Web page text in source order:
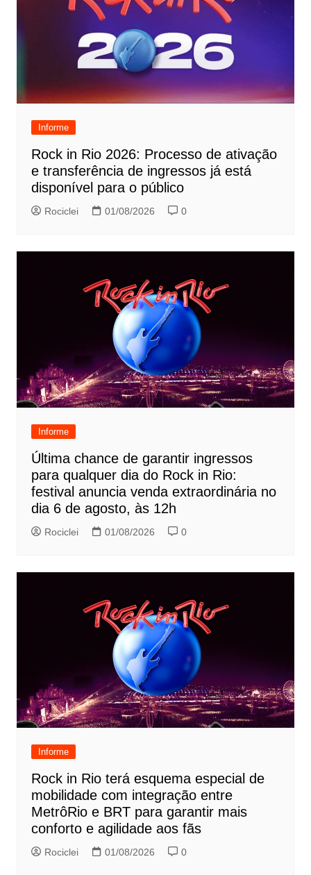
Informe
Rock in Rio 2026: Processo de ativação
e transferência de ingressos já está
disponível para o público
Rociclei 01/08/2026 0
Informe
Última chance de garantir ingressos
para qualquer dia do Rock in Rio:
festival anuncia venda extraordinária no
dia 6 de agosto, às 12h
Rociclei 01/08/2026 0
Informe
Rock in Rio terá esquema especial de
mobilidade com integração entre
MetrôRio e BRT para garantir mais
conforto e agilidade aos fãs
Rociclei 01/08/2026 0